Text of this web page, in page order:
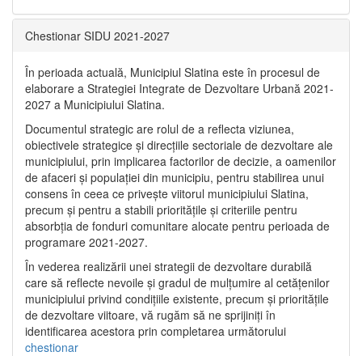
Chestionar SIDU 2021-2027
În perioada actuală, Municipiul Slatina este în procesul de
elaborare a Strategiei Integrate de Dezvoltare Urbană 2021‐
2027 a Municipiului Slatina.
Documentul strategic are rolul de a reflecta viziunea,
obiectivele strategice și direcțiile sectoriale de dezvoltare ale
municipiului, prin implicarea factorilor de decizie, a oamenilor
de afaceri și populației din municipiu, pentru stabilirea unui
consens în ceea ce privește viitorul municipiului Slatina,
precum și pentru a stabili prioritățile și criteriile pentru
absorbția de fonduri comunitare alocate pentru perioada de
programare 2021-2027.
În vederea realizării unei strategii de dezvoltare durabilă
care să reflecte nevoile și gradul de mulțumire al cetățenilor
municipiului privind condițiile existente, precum și prioritățile
de dezvoltare viitoare, vă rugăm să ne sprijiniți în
identificarea acestora prin completarea următorului
chestionar